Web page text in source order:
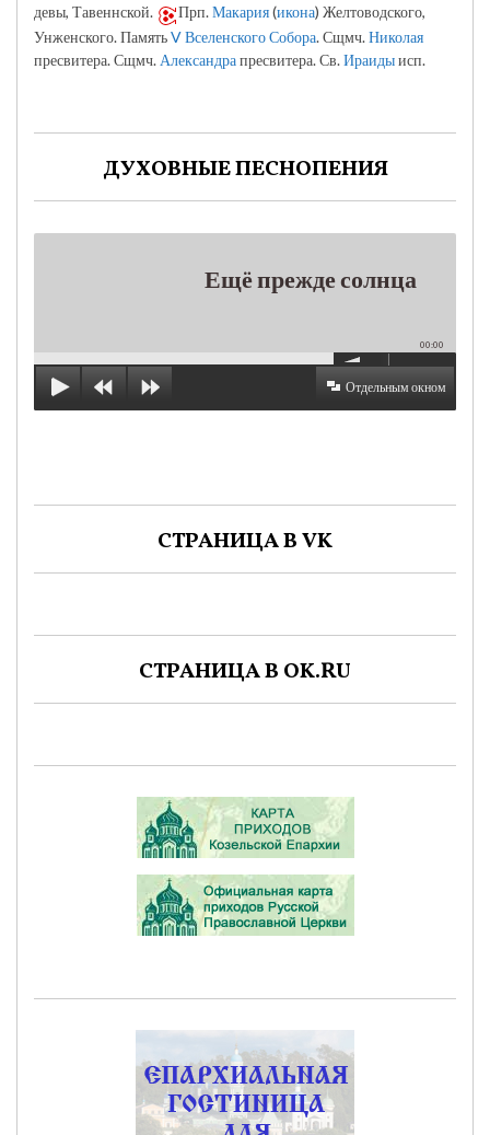
девы, Тавеннской.
Прп.Макария(икона) Желтоводского,
Унженского. ПамятьV Вселенского Собора. Сщмч.Николая
пресвитера. Сщмч.Александрапресвитера. Св.Ираидыисп.
ДУХОВНЫЕ ПЕСНОПЕНИЯ
Ещё прежде солнца
00:00
Отдельным окном
СТРАНИЦА В VK
СТРАНИЦА В OK.RU